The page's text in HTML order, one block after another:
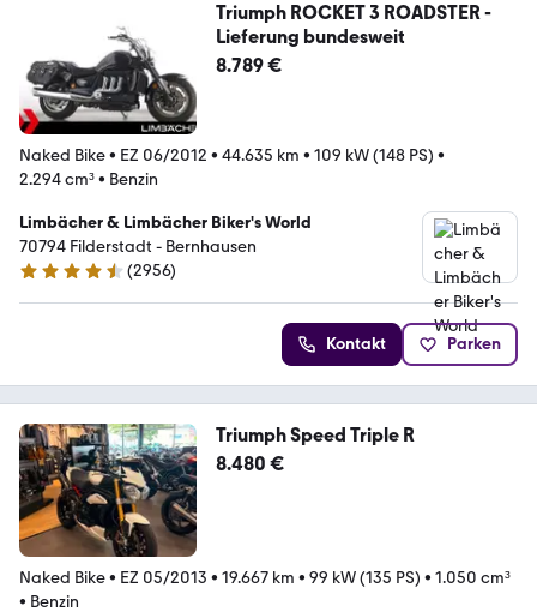
Triumph ROCKET 3 ROADSTER -
Lieferung bundesweit
8.789 €
Naked Bike• EZ 06/2012 • 44.635 km • 109 kW (148 PS) •
2.294 cm³• Benzin
Limbächer & Limbächer Biker's World
70794 Filderstadt - Bernhausen
4.7 Sterne
(2956)
Kontakt Parken
Triumph Speed Triple R
8.480 €
Naked Bike• EZ 05/2013 • 19.667 km • 99 kW (135 PS) • 1.050 cm³
• Benzin